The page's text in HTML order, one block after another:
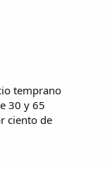
temprano
30 y 65
ciento de